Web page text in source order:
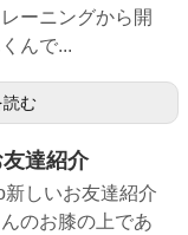
ーニングから開
んで...
読む
達紹介
しいお友達紹介
のお膝の上であ